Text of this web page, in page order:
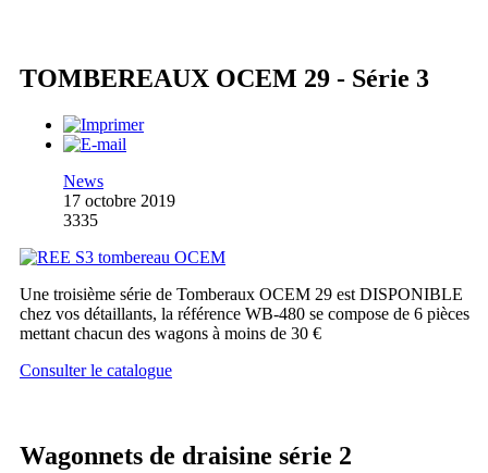
TOMBEREAUX OCEM 29 - Série 3
News
17 octobre 2019
3335
Une troisième série de Tomberaux OCEM 29 est DISPONIBLE
chez vos détaillants, la référence WB-480 se compose de 6 pièces
mettant chacun des wagons à moins de 30 €
Consulter le catalogue
Wagonnets de draisine série 2